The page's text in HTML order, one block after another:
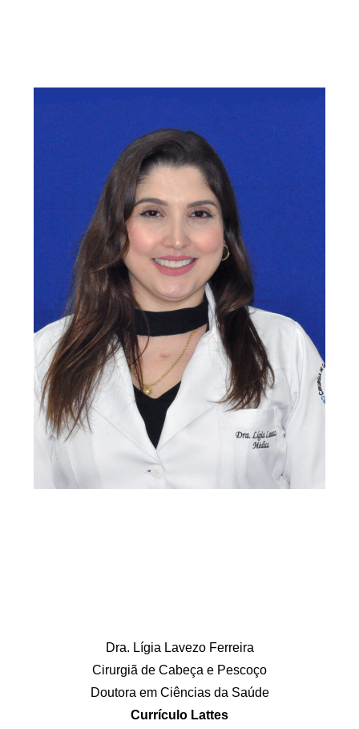
Dra. Lígia Lavezo Ferreira
Cirurgiã de Cabeça e Pescoço
Doutora em Ciências da Saúde
Currículo Lattes